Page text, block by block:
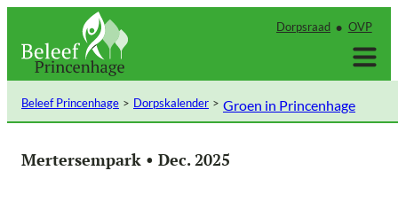
inhoud
Dorpsraad OVP
Beleef Princenhage Dorpskalender Groen in Princenhage
Mertersempark • Dec. 2025